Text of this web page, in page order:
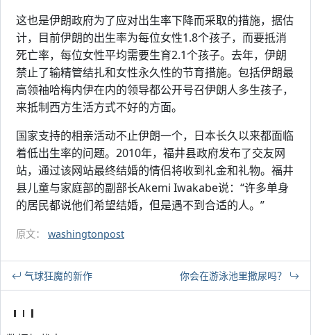
这也是伊朗政府为了应对出生率下降而采取的措施，据估
计，目前伊朗的出生率为每位女性1.8个孩子，而要抵消
死亡率，每位女性平均需要生育2.1个孩子。去年，伊朗
禁止了输精管结扎和女性永久性的节育措施。包括伊朗最
高领袖哈梅内伊在内的领导都公开号召伊朗人多生孩子，
来抵制西方生活方式不好的方面。
国家支持的相亲活动不止伊朗一个，日本长久以来都面临
着低出生率的问题。2010年，福井县政府发布了交友网
站，通过该网站最终结婚的情侣将收到礼金和礼物。福井
县儿童与家庭部的副部长Akemi Iwakabe说：“许多单身
的居民都说他们希望结婚，但是遇不到合适的人。”
原文： washingtonpost
气球狂魔的新作 你会在游泳池里撒尿吗？